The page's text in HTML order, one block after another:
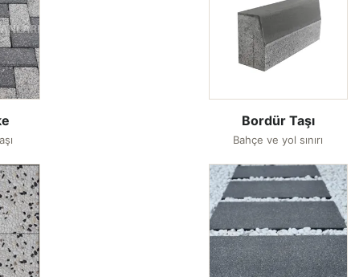
Bordür Taşı
Bahçe ve yol sınırı